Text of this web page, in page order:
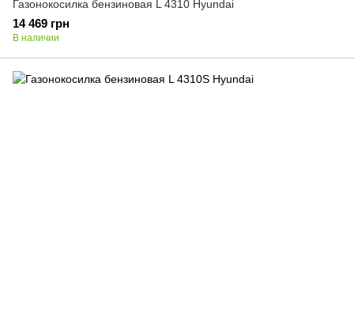
Газонокосилка бензиновая L 4310 Hyundai
14 469 грн
В наличии